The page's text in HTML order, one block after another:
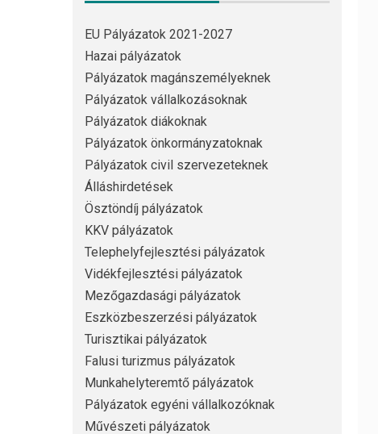
EU Pályázatok 2021-2027
Hazai pályázatok
Pályázatok magánszemélyeknek
Pályázatok vállalkozásoknak
Pályázatok diákoknak
Pályázatok önkormányzatoknak
Pályázatok civil szervezeteknek
Álláshirdetések
Ösztöndíj pályázatok
KKV pályázatok
Telephelyfejlesztési pályázatok
Vidékfejlesztési pályázatok
Mezőgazdasági pályázatok
Eszközbeszerzési pályázatok
Turisztikai pályázatok
Falusi turizmus pályázatok
Munkahelyteremtő pályázatok
Pályázatok egyéni vállalkozóknak
Művészeti pályázatok